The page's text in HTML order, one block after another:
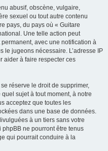
abusif, obscène, vulgaire,
sexuel ou tout autre contenu
pays, du pays où « Guitare
Une telle action peut
avec une notification à
le jugeons nécessaire. L’adresse IP
aider à faire respecter ces
réserve le droit de supprimer,
sujet à tout moment, à notre
acceptez que toutes les
dans une base de données.
à un tiers sans votre
ne pourront être tenus
qui pourrait conduire à la